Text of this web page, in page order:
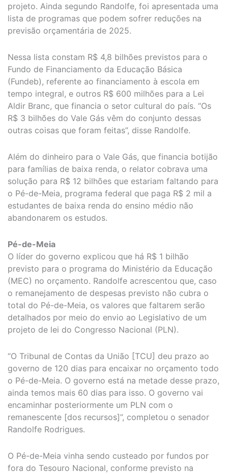
projeto. Ainda segundo Randolfe, foi apresentada uma
lista de programas que podem sofrer reduções na
previsão orçamentária de 2025.
Nessa lista constam R$ 4,8 bilhões previstos para o
Fundo de Financiamento da Educação Básica
(Fundeb), referente ao financiamento à escola em
tempo integral, e outros R$ 600 milhões para a Lei
Aldir Branc, que financia o setor cultural do país. “Os
R$ 3 bilhões do Vale Gás vêm do conjunto dessas
outras coisas que foram feitas”, disse Randolfe.
Além do dinheiro para o Vale Gás, que financia botijão
para famílias de baixa renda, o relator cobrava uma
solução para R$ 12 bilhões que estariam faltando para
o Pé-de-Meia, programa federal que paga R$ 2 mil a
estudantes de baixa renda do ensino médio não
abandonarem os estudos.
Pé-de-Meia
O líder do governo explicou que há R$ 1 bilhão
previsto para o programa do Ministério da Educação
(MEC) no orçamento. Randolfe acrescentou que, caso
o remanejamento de despesas previsto não cubra o
total do Pé-de-Meia, os valores que faltarem serão
detalhados por meio do envio ao Legislativo de um
projeto de lei do Congresso Nacional (PLN).
“O Tribunal de Contas da União [TCU] deu prazo ao
governo de 120 dias para encaixar no orçamento todo
o Pé-de-Meia. O governo está na metade desse prazo,
ainda temos mais 60 dias para isso. O governo vai
encaminhar posteriormente um PLN com o
remanescente [dos recursos]”, completou o senador
Randolfe Rodrigues.
O Pé-de-Meia vinha sendo custeado por fundos por
fora do Tesouro Nacional, conforme previsto na